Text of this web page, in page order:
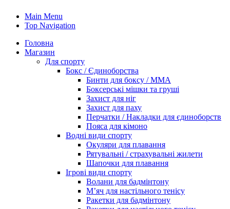
Main Menu
Top Navigation
Головна
Магазин
Для спорту
Бокс / Єдиноборства
Бинти для боксу / ММА
Боксерські мішки та груші
Захист для ніг
Захист для паху
Перчатки / Накладки для єдиноборств
Пояса для кімоно
Водні види спорту
Окуляри для плавання
Рятувальні / страхувальні жилети
Шапочки для плавання
Ігрові види спорту
Волани для бадмінтону
М’яч для настільного тенісу
Ракетки для бадмінтону